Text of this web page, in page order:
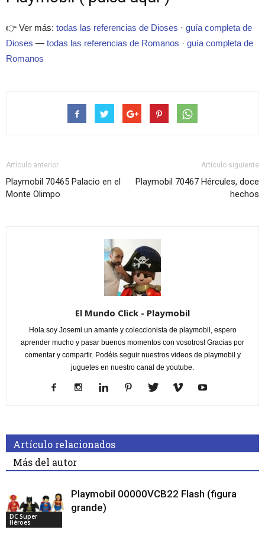
👉 Ver más: todas las referencias de Dioses · guía completa de
Dioses — todas las referencias de Romanos · guía completa de
Romanos
Artículo anterior
Playmobil 70465 Palacio en el
Monte Olimpo
Artículo siguiente
Playmobil 70467 Hércules, doce
hechos
El Mundo Click - Playmobil
Hola soy Josemi un amante y coleccionista de playmobil, espero
aprender mucho y pasar buenos momentos con vosotros! Gracias por
comentar y compartir. Podéis seguir nuestros videos de playmobil y
juguetes en nuestro canal de youtube.
Artículo relacionados
Más del autor
DC Super
Héroes
Playmobil 00000VCB22 Flash (figura
grande)